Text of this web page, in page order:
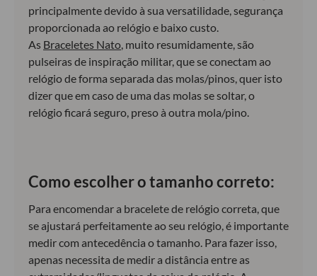
principalmente devido à sua versatilidade, segurança
proporcionada ao relógio e baixo custo.
As Braceletes Nato, muito resumidamente, são
pulseiras de inspiração militar, que se conectam ao
relógio de forma separada das molas/pinos, quer isto
dizer que em caso de uma das molas se soltar, o
relógio ficará seguro, preso à outra mola/pino.
Como escolher o tamanho correto:
Para encomendar a bracelete de relógio correta, que
se ajustará perfeitamente ao seu relógio, é importante
medir com antecedência o tamanho. Para fazer isso,
apenas necessita de medir a distância entre as